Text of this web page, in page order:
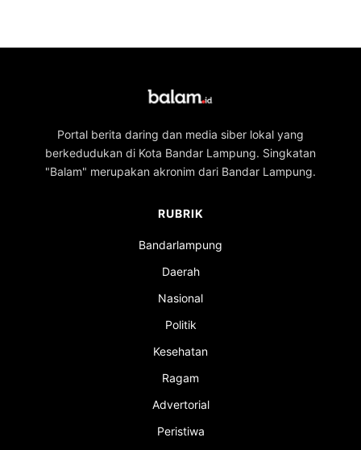
Portal berita daring dan media siber lokal yang
berkedudukan di Kota Bandar Lampung. Singkatan
"Balam" merupakan akronim dari Bandar Lampung.
RUBRIK
Bandarlampung
Daerah
Nasional
Politik
Kesehatan
Ragam
Advertorial
Peristiwa